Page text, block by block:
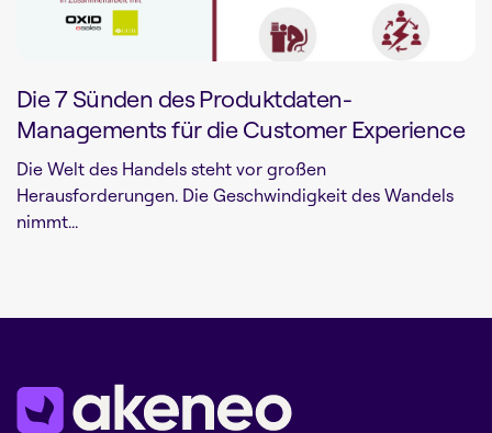
Die 7 Sünden des Produktdaten-
Managements für die Customer Experience
Die Welt des Handels steht vor großen
Herausforderungen. Die Geschwindigkeit des Wandels
nimmt...